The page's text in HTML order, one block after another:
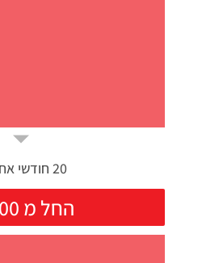
20 חודשי אחריות
₪ החל מ 700